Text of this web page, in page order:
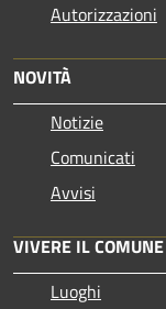
Autorizzazioni
NOVITÀ
Notizie
Comunicati
Avvisi
VIVERE IL COMUNE
Luoghi